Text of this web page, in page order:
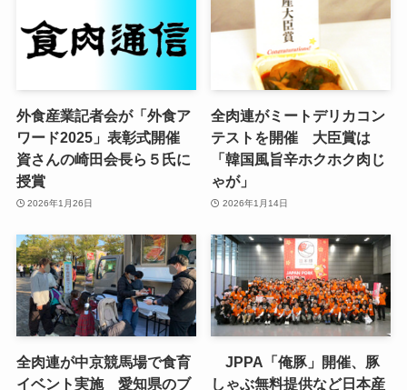
外食産業記者会が「外食ア
ワード2025」表彰式開催
資さんの崎田会長ら５氏に
授賞
2026年1月26日
全肉連がミートデリカコン
テストを開催 大臣賞は
「韓国風旨辛ホクホク肉じ
ゃが」
2026年1月14日
全肉連が中京競馬場で食育
イベント実施 愛知県のブ
JPPA「俺豚」開催、豚
しゃぶ無料提供など日本産